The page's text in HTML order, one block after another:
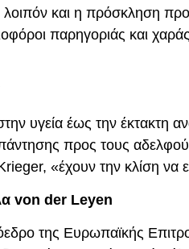
και η πρόσκληση
παρηγοριάς και
υγεία έως την έκτακτη
προς τους
«έχουν την κλίση να
von der Leyen
της Ευρωπαϊκής